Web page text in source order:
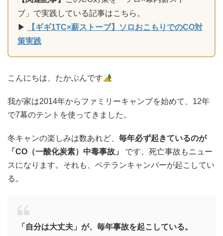
ブ」で実践している記事はこちら。
▶
【ギギ1TC×薪ストーブ】ソロおこもりでのCO対
策実践
こんにちは、たかぶんです
我が家は2014年からファミリーキャンプを始めて、12年
で7幕のテントを使ってきました。
冬キャンの楽しみは数あれど、 毎年必ず起きているのが
「CO（一酸化炭素）中毒事故」
です。死亡事故もニュー
スになります。それも、ベテランキャンパーが起こしてい
る。
「自分は大丈夫」が、毎年事故を起こしている。